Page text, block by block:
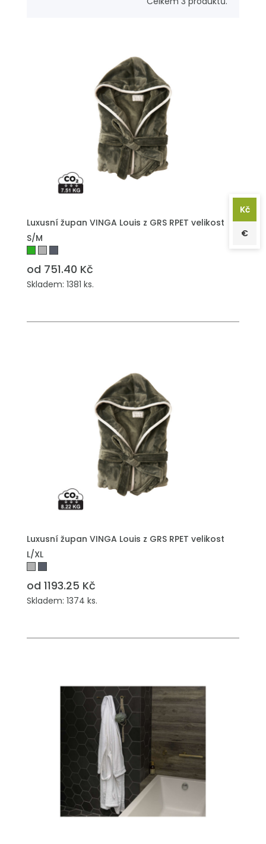
Luxusní župan VINGA Louis z GRS RPET velikost
S/M
od 751.40 Kč
Skladem: 1381 ks.
Luxusní župan VINGA Louis z GRS RPET velikost
L/XL
od 1193.25 Kč
Skladem: 1374 ks.
Kč
€